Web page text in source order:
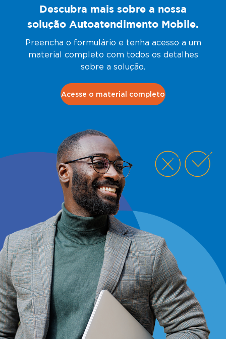
Descubra mais sobre a nossa
solução Autoatendimento Mobile.
Preencha o formulário e tenha acesso a um
material completo com todos os detalhes
sobre a solução.
Acesse o material completo